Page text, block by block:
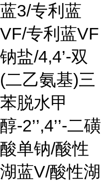
蓝3/专利蓝
VF/专利蓝VF
钠盐/4,4’-双
(二乙氨基)三
苯脱水甲
醇-2’’,4’’-二磺
酸单钠/酸性
湖蓝V/酸性湖